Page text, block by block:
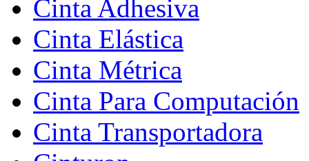
Cinta Adhesiva
Cinta Elástica
Cinta Métrica
Cinta Para Computación
Cinta Transportadora